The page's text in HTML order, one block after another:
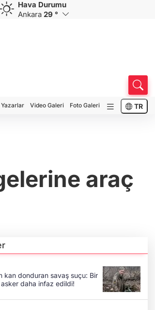
GBP
64,1728
CHF
58,8708
Hava Durumu
Ankara 29 °
Yazarlar Video Galeri Foto Galeri TR
araç
kan donduran savaş suçu: Bir
asker daha infaz edildi!